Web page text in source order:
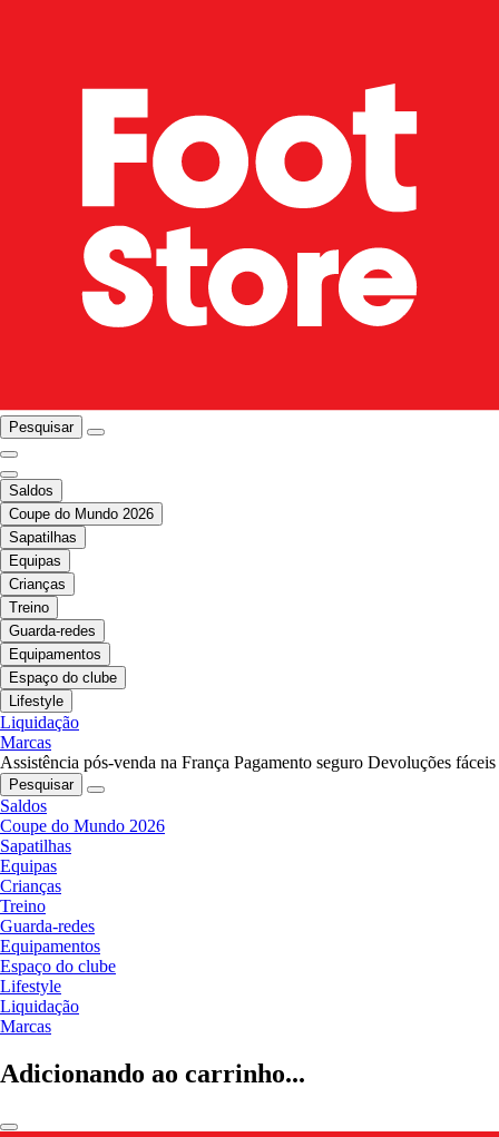
Pesquisar
Saldos
Coupe do Mundo 2026
Sapatilhas
Equipas
Crianças
Treino
Guarda-redes
Equipamentos
Espaço do clube
Lifestyle
Liquidação
Marcas
Assistência pós-venda na França Pagamento seguro Devoluções fáceis
Pesquisar
Saldos
Coupe do Mundo 2026
Sapatilhas
Equipas
Crianças
Treino
Guarda-redes
Equipamentos
Espaço do clube
Lifestyle
Liquidação
Marcas
Adicionando ao carrinho...